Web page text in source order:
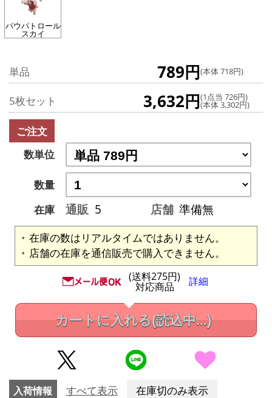
パウパトロール
スカイ
単品 789円(本体 718円)
5枚セット 3,632円(1点当 726円)
(本体 3,302円)
ご注文
数単位
数量
在庫
通販 5 店舗 準備無
在庫の数はリアルタイムではありません。
店舗の在庫を通信販売で購入できません。
(送料275円)
対応商品 詳細
カートに入れる(読込中...)
入荷情報 すべて表示 在庫切のみ表示